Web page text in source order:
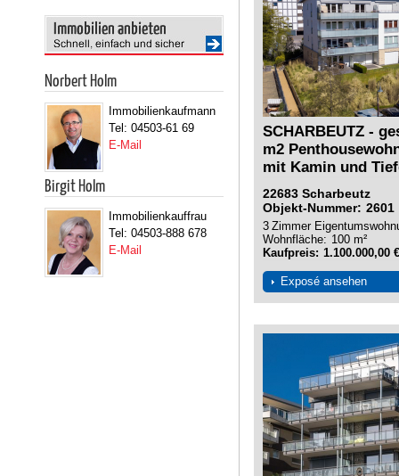
SCHARBEUTZ -
m2
mit Kamin und
22683 Scharbeutz
Objekt-Nummer
2601
Zimmer
3
Wohnfläche
100 m²
Kaufpreis 1.100.000,00 €
Exposé ansehen
Norbert Holm
Immobilienkaufmann
Tel: 04503-61 69
E-Mail
Birgit Holm
Immobilienkauffrau
Tel: 04503-888 678
E-Mail